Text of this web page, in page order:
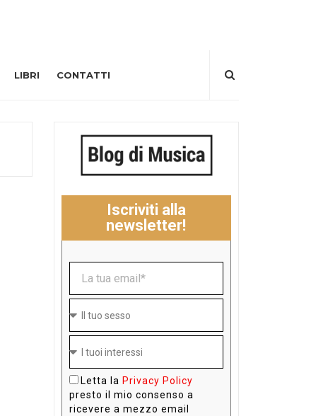
LIBRI CONTATTI
Iscriviti alla
newsletter!
Letta la Privacy Policy
presto il mio consenso a
ricevere a mezzo email